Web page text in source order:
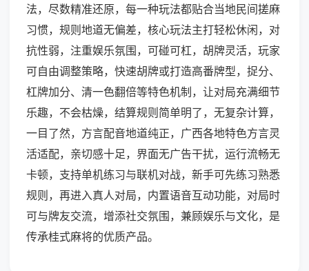
法，尽数精准还原，每一种玩法都贴合当地民间搓麻
习惯，规则地道无偏差，核心玩法主打轻松休闲，对
抗性弱，注重娱乐氛围，可碰可杠，胡牌灵活，玩家
可自由调整策略，快速胡牌或打造高番牌型，捉分、
杠牌加分、清一色翻倍等特色机制，让对局充满细节
乐趣，不会枯燥，结算规则简单明了，无复杂计算，
一目了然，方言配音地道纯正，广西各地特色方言灵
活适配，亲切感十足，界面无广告干扰，运行流畅无
卡顿，支持单机练习与联机对战，新手可先练习熟悉
规则，再进入真人对局，内置语音互动功能，对局时
可与牌友交流，增添社交氛围，兼顾娱乐与文化，是
传承桂式麻将的优质产品。